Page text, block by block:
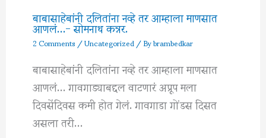
बाबासाहेबांनी दलितांना नव्हे तर आम्हाला माणसात
आणलं…- सोमनाथ कन्नर.
2 Comments/Uncategorized/ Bybrambedkar
बाबासाहेबांनी दलितांना नव्हे तर आम्हाला माणसात
आणलं… गावगाड्याबद्दल वाटणारं अप्रूप मला
दिवसेंदिवस कमी होत गेलं. गावगाडा गोंडस दिसत
असला तरी…